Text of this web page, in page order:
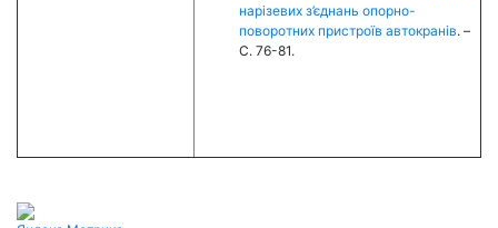
нарізевих з’єднань опорно-
поворотних пристроїв автокранів. –
C. 76-81.